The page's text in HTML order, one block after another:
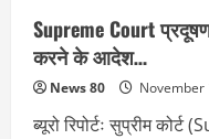
बड़ा
बयान,
प्रदूषण
को
लेकर
केंद्र
सरकार
Supreme Court
करने के आदेश…
News 80 November
ब्यूरो रिपोर्टः सुप्रीम